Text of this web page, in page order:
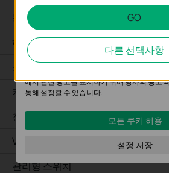
통합 라우터
하드웨어
소프트웨어
카메라
천장형 AP
VPN 라우터
관리형 스위치
GO
다른 선택사항
분석 및 마케팅 쿠키
분석 쿠키는 웹사이트의 기능을 개선하고 조
의 사용자 활동을 분석하는 데 사용하는 쿠키입
에서 관련 광고를 표시하기 위해 당사의 광고
통해 설정할 수 있습니다.
모든 쿠키 허용
설정 저장